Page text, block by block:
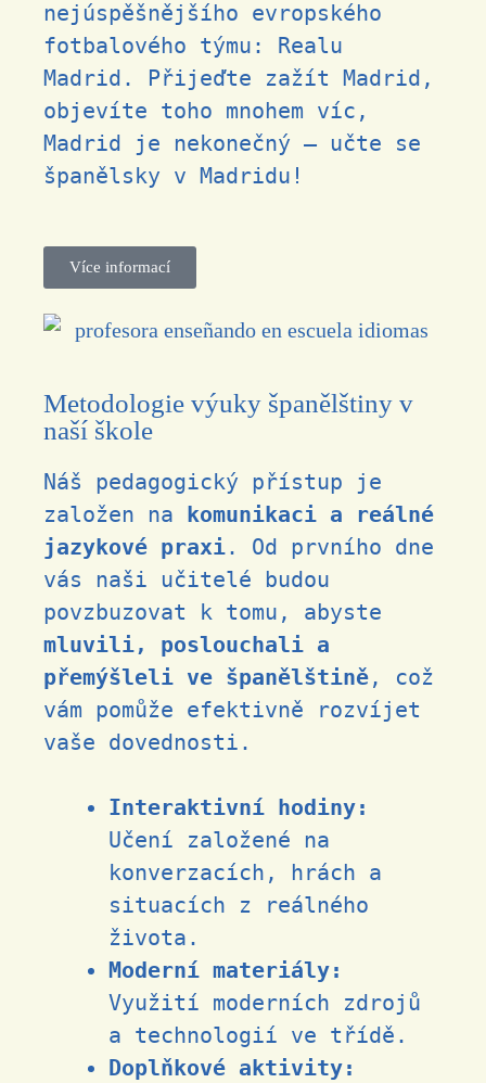
nejúspěšnějšího evropského
fotbalového týmu: Realu
Madrid. Přijeďte zažít Madrid,
objevíte toho mnohem víc,
Madrid je nekonečný – učte se
španělsky v Madridu!
Více informací
Metodologie výuky španělštiny v
naší škole
Náš pedagogický přístup je
založen na komunikaci a reálné
jazykové praxi. Od prvního dne
vás naši učitelé budou
povzbuzovat k tomu, abyste
mluvili, poslouchali a
přemýšleli ve španělštině , což
vám pomůže efektivně rozvíjet
vaše dovednosti.
Interaktivní hodiny:
Učení založené na
konverzacích, hrách a
situacích z reálného
života.
Moderní materiály:
Využití moderních zdrojů
a technologií ve třídě.
Doplňkové aktivity: